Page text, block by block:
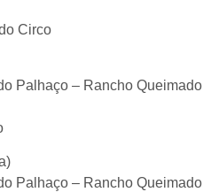
Circo
Palhaço – Rancho Queimado
Palhaço – Rancho Queimado